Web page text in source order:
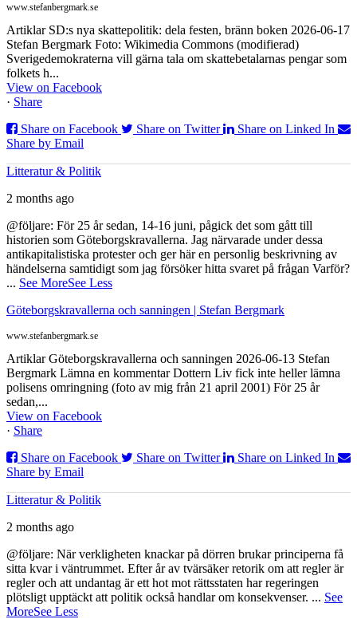
www.stefanbergmark.se
Artiklar SD:s nya skattepolitik: dela festen, bränn boken 2026-06-17
Stefan Bergmark Foto: Wikimedia Commons (modifierad)
Sverigedemokraterna vill gärna tala om skattebetalarnas pengar som
folkets h...
View on Facebook
· Share
Share on Facebook
Share on Twitter
Share on Linked In
Share by Email
Litteratur & Politik
2 months ago
@följare: För 25 år sedan, 14-16 juni, pågick det som gått till
historien som Göteborgskravallerna. Jag närvarade under dessa
antikapitalistiska protester och ger här en personlig beskrivning av
händelserna samtidigt som jag försöker hitta svaret på frågan Varför?
... See MoreSee Less
Göteborgskravallerna och sanningen | Stefan Bergmark
www.stefanbergmark.se
Artiklar Göteborgskravallerna och sanningen 2026-06-13 Stefan
Bergmark Lämna en kommentar Dottern Liv fick inte heller lämna
polisens omringning (foto av mig från 21 april 2001) För 25 år
sedan,...
View on Facebook
· Share
Share on Facebook
Share on Twitter
Share on Linked In
Share by Email
Litteratur & Politik
2 months ago
@följare: När verkligheten knackar på dörren brukar principerna få
sitta kvar i väntrummet. Efter år av tvärsäker retorik om att regler är
regler och att undantag är ett hot mot rättsstaten har regeringen
plötsligt upptäckt att politik också handlar om konsekvenser. ... See
MoreSee Less